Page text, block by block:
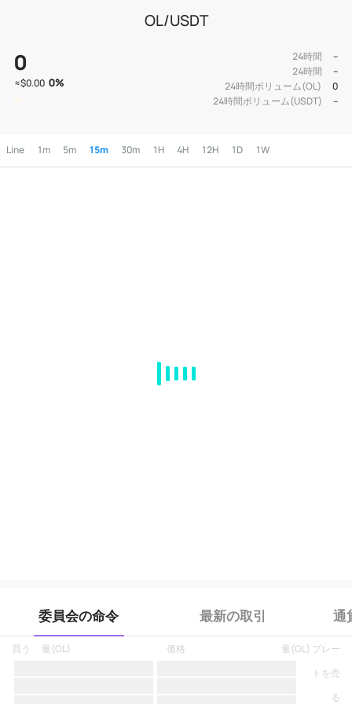
OL/USDT
0
≈$0.00 0%
24時間
--
24時間
--
24時間ボリューム(OL)
0
24時間ボリューム(USDT)
--
Line 1m 5m 15m 30m 1H 4H 12H 1D 1W
委員会の命令 最新の取引 通
買う 量(OL) 価格
プレー
トを売
る
量(OL)